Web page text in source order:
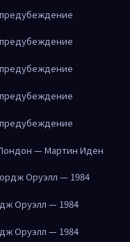
— Мартин Иден
Оруэлл — 1984
Оруэлл — 1984
Оруэлл — 1984